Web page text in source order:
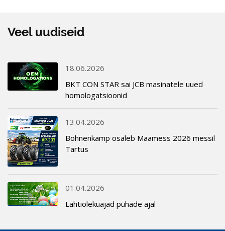
Veel uudiseid
18.06.2026
BKT CON STAR sai JCB masinatele uued
homologatsioonid
13.04.2026
Bohnenkamp osaleb Maamess 2026 messil
Tartus
01.04.2026
Lahtiolekuajad pühade ajal